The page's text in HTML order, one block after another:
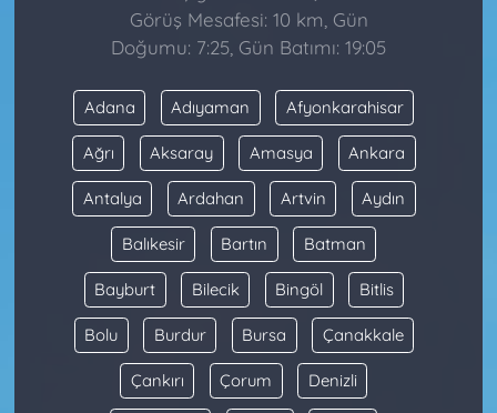
Görüş Mesafesi: 10 km, Gün
Doğumu: 7:25, Gün Batımı: 19:05
Adana Adıyaman Afyonkarahisar
Ağrı Aksaray Amasya Ankara
Antalya Ardahan Artvin Aydın
Balıkesir Bartın Batman
Bayburt Bilecik Bingöl Bitlis
Bolu Burdur Bursa Çanakkale
Çankırı Çorum Denizli